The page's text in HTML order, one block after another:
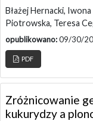
Błażej Hernacki,
Piotrowska, Teresa
opublikowano:09/30/
PDF
Zróżnicowanie
kukurydzy a